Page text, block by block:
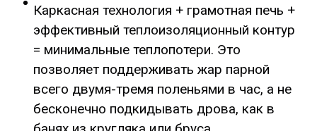
Каркасная технология + грамотная печь +
эффективный теплоизоляционный контур
= минимальные теплопотери. Это
позволяет поддерживать жар парной
всего двумя-тремя поленьями в час, а не
бесконечно подкидывать дрова, как в